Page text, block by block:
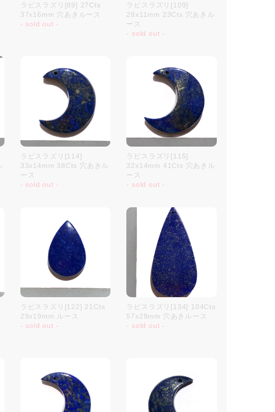
ラピスラズリ[89] 27Cts
37x16mm 穴あきルース
- sold out -
ラピスラズリ[109]
28x11mm 23Cts 穴あきル
ース
- sold out -
ラピスラズリ[114]
33x14mm 38Cts 穴あきル
ース
- sold out -
ラピスラズリ[115]
32x14mm 41Cts 穴あきル
ース
- sold out -
ラピスラズリ[122] 21Cts
29x19mm ルース
- sold out -
ラピスラズリ[134] 104Cts
57x28mm 穴あきルース
- sold out -